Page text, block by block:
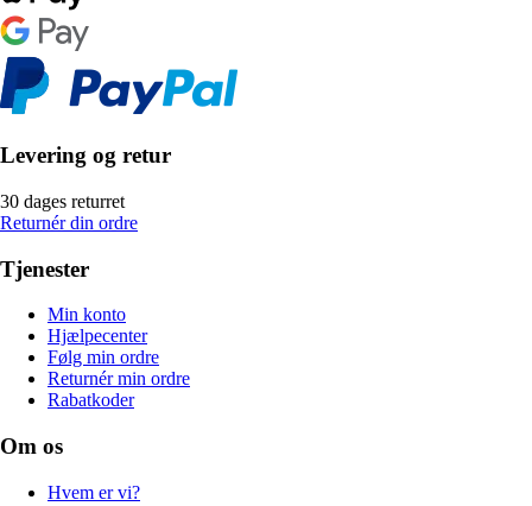
Levering og retur
30 dages returret
Returnér din ordre
Tjenester
Min konto
Hjælpecenter
Følg min ordre
Returnér min ordre
Rabatkoder
Om os
Hvem er vi?